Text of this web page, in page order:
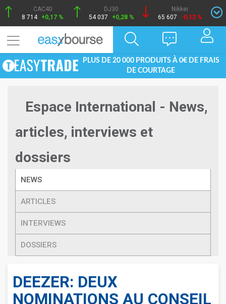
CAC40
8 714 +0,17 %
DJ30
54 037
+0,28 %
Nikkei
65 607
-0,12 %
PLUS DE 20 000 PRODUITS À 0€ DE FRAIS
DE COURTAGE
Espace International - News,
articles, interviews et
dossiers
NEWS
ARTICLES
INTERVIEWS
DOSSIERS
DEEZER: DEUX
NOMINATIONS AU CONSEIL